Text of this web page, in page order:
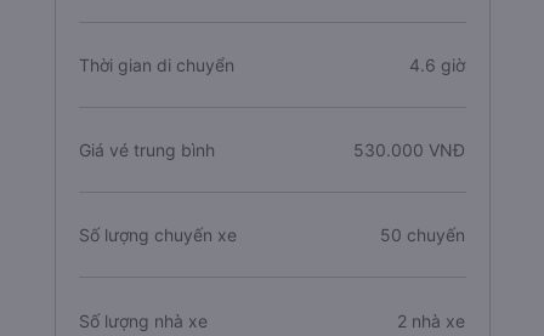
Thời gian di chuyển 4.6 giờ
Giá vé trung bình 530.000 VNĐ
Số lượng chuyến xe 50 chuyến
Số lượng nhà xe 2 nhà xe